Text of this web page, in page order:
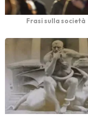
Frasi sulla società